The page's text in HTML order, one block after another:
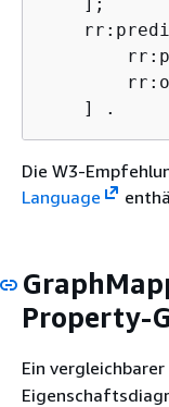
    ] .
Die W3-
Language
Property-
Ein vergleichbarer